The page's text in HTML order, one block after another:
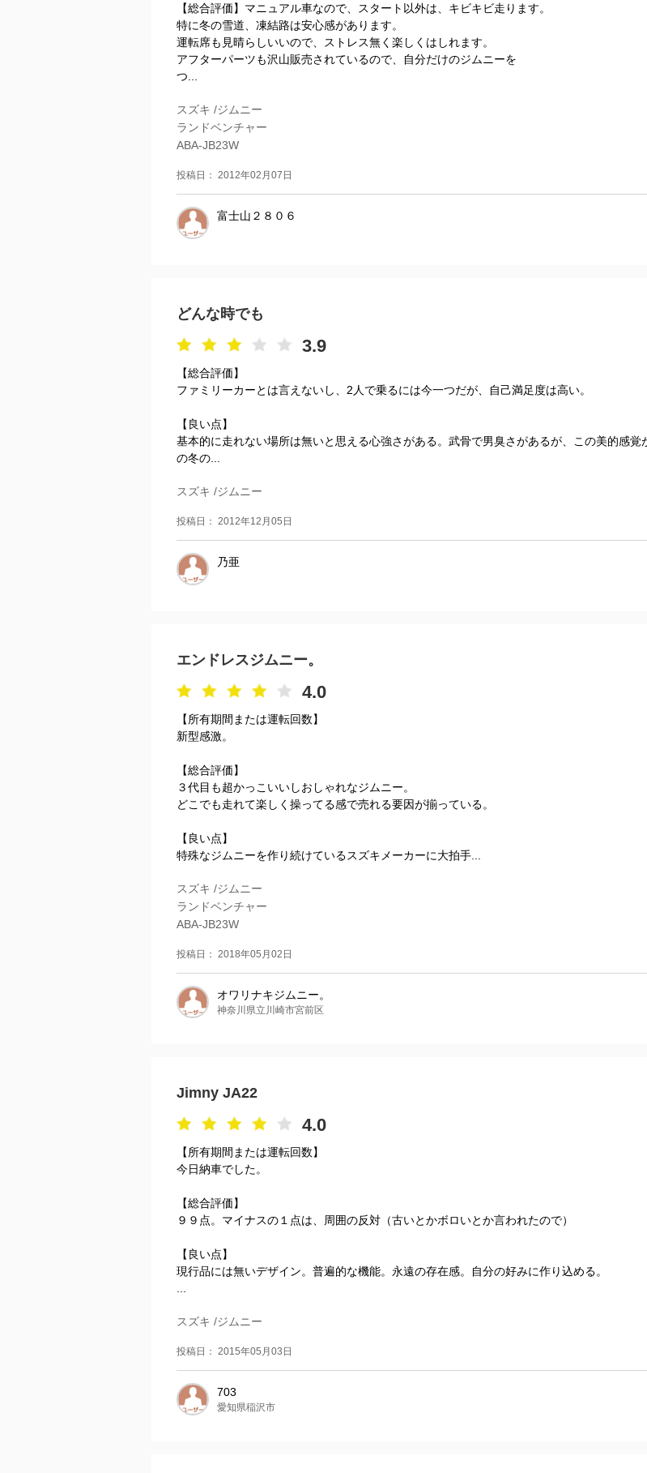
【総合評価】マニュアル車なので、スタート以外は、キビキビ走ります。
特に冬の雪道、凍結路は安心感があります。
運転席も見晴らしいいので、ストレス無く楽しくはしれます。
アフターパーツも沢山販売されているので、自分だけのジムニーを
つ...
スズキ /ジムニー
ランドベンチャー
ABA-JB23W
投稿日： 2012年02月07日
富士山２８０６
どんな時でも
3.9
【総合評価】
ファミリーカーとは言えないし、2人で乗るには今一つだが、自己満足度は高い。
【良い点】
基本的に走れない場所は無いと思える心強さがある。武骨で男臭さがあるが、この美的感
の冬の...
スズキ /ジムニー
投稿日： 2012年12月05日
乃亜
エンドレスジムニー。
4.0
【所有期間または運転回数】
新型感激。
【総合評価】
３代目も超かっこいいしおしゃれなジムニー。
どこでも走れて楽しく操ってる感で売れる要因が揃っている。
【良い点】
特殊なジムニーを作り続けているスズキメーカーに大拍手...
スズキ /ジムニー
ランドベンチャー
ABA-JB23W
投稿日： 2018年05月02日
オワリナキジムニー。
神奈川県立川崎市宮前区
Jimny JA22
4.0
【所有期間または運転回数】
今日納車でした。
【総合評価】
９９点。マイナスの１点は、周囲の反対（古いとかボロいとか言われたので）
【良い点】
現行品には無いデザイン。普遍的な機能。永遠の存在感。自分の好みに作り込める。
スズキ /ジムニー
投稿日： 2015年05月03日
703
愛知県稲沢市